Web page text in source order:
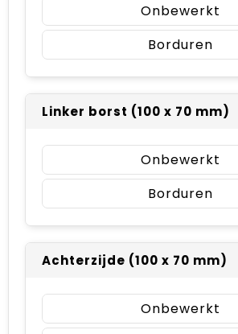
Onbewerkt
Borduren
Linker borst (100 x 70 mm)
Onbewerkt
Borduren
Achterzijde (100 x 70 mm)
Onbewerkt